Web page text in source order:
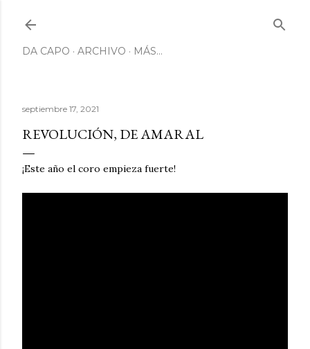
DA CAPO ARCHIVO MÁS…
septiembre 17, 2021
REVOLUCIÓN, DE AMARAL
¡Este año el coro empieza fuerte!